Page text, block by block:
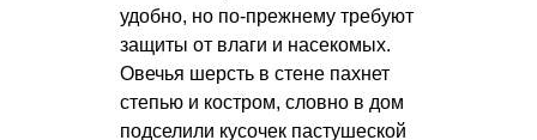
удобно, но по-прежнему требуют
защиты от влаги и насекомых.
Овечья шерсть в стене пахнет
степью и костром, словно в дом
подселили кусочек пастушеской